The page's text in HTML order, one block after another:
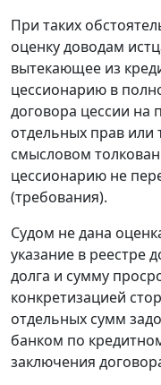
При таких
оценку доводам
вытекающее из
цессионарию в
договора цессии на
отдельных прав или
смысловом
цессионарию не
(требования).
Судом не дана
указание в реестре
долга и сумму
конкретизацией
отдельных сумм
банком по
заключения